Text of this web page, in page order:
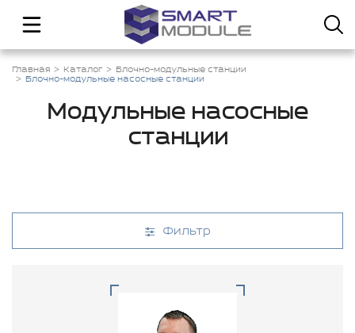
Главная Каталог
Блочно-модульные станции
Блочно-модульные насосные станции
Модульные насосные
станции
Фильтр